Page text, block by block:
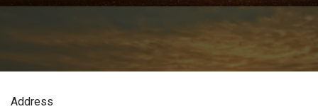
Address